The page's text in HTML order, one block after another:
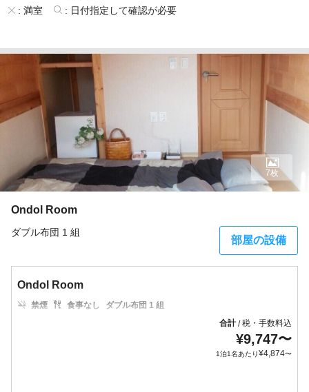
: 満室 : 日付指定して確認が必要
Ondol Room
ダブル布団 1 組
部屋の設備
7枚
Ondol Room
禁煙 食事なし
ダブル布団 1 組
合計/税・手数料込
¥9,747〜
1泊1名あたり¥4,874〜